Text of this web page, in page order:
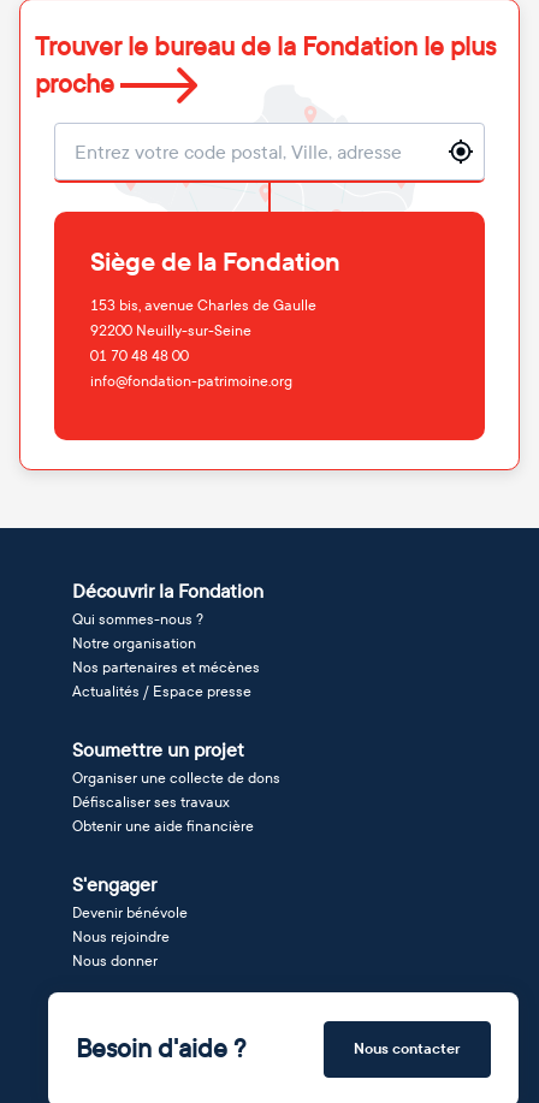
Trouver le bureau de la Fondation le plus
proche
Localisation
Siège de la Fondation
153 bis, avenue Charles de Gaulle
92200 Neuilly-sur-Seine
01 70 48 48 00
info@fondation-patrimoine.org
Découvrir la Fondation
Qui sommes-nous ?
Notre organisation
Nos partenaires et mécènes
Actualités / Espace presse
Soumettre un projet
Organiser une collecte de dons
Défiscaliser ses travaux
Obtenir une aide financière
S'engager
Devenir bénévole
Nous rejoindre
Nous donner
Besoin d'aide ? Nous contacter